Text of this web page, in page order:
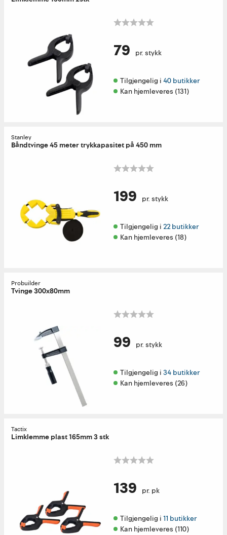
79 pr. stykk
Tilgjengelig i 40 butikker
Kan hjemleveres (131)
Stanley
Båndtvinge 45 meter trykkapasitet på 450 mm
199 pr. stykk
Tilgjengelig i 22 butikker
Kan hjemleveres (18)
Probuilder
Tvinge 300x80mm
99 pr. stykk
Tilgjengelig i 34 butikker
Kan hjemleveres (26)
Tactix
Limklemme plast 165mm 3 stk
139 pr. pk
Tilgjengelig i 11 butikker
Kan hjemleveres (110)